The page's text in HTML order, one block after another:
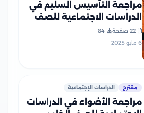
مراجعة التأسيس السليم في
الدراسات الاجتماعية للصف
الخامس الابتدائي الترم الثاني
2025 PDF بالاجابات
22 صفحة
84
6 مايو 2025
مقترح الدراسات الإجتماعية
مراجعة الأضواء في الدراسات